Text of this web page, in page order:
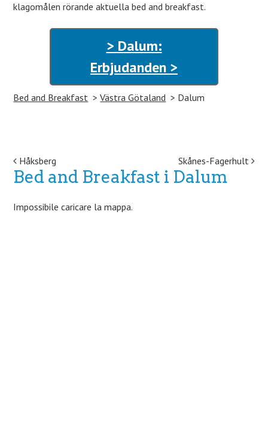
klagomålen rörande aktuella bed and breakfast.
> Dalum:
Erbjudanden >
Bed and Breakfast Västra Götaland Dalum
Post navigation
Håksberg Skånes-Fagerhult
Bed and Breakfast i Dalum
Impossibile caricare la mappa.